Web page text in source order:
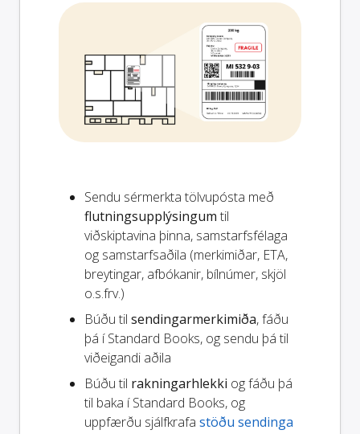
Sendu sérmerkta tölvupósta með
flutningsupplýsingum til
viðskiptavina þinna, samstarfsfélaga
og samstarfsaðila (merkimiðar, ETA,
breytingar, afbókanir, bílnúmer, skjöl
o.s.frv.)
Búðu til sendingarmerkimiða, fáðu
þá í Standard Books, og sendu þá til
viðeigandi aðila
Búðu til rakningarhlekki og fáðu þá
til baka í Standard Books, og
uppfærðu sjálfkrafa stöðu sendinga